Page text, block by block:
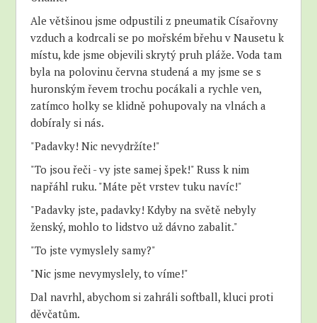
Ale většinou jsme odpustili z pneumatik Císařovny
vzduch a kodrcali se po mořském břehu v Nausetu k
místu, kde jsme objevili skrytý pruh pláže. Voda tam
byla na polovinu června studená a my jsme se s
huronským řevem trochu pocákali a rychle ven,
zatímco holky se klidně pohupovaly na vlnách a
dobíraly si nás.
"Padavky! Nic nevydržíte!"
"To jsou řeči - vy jste samej špek!" Russ k nim
napřáhl ruku. "Máte pět vrstev tuku navíc!"
"Padavky jste, padavky! Kdyby na světě nebyly
ženský, mohlo to lidstvo už dávno zabalit."
"To jste vymyslely samy?"
"Nic jsme nevymyslely, to víme!"
Dal navrhl, abychom si zahráli softball, kluci proti
děvčatům.